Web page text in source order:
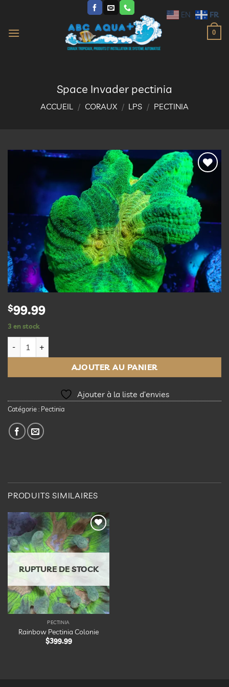
contenu
0
Space Invader pectinia
ACCUEIL / CORAUX / LPS / PECTINIA
à la
liste
d’envies
$99.99
3 en stock
AJOUTER AU PANIER
Ajouter à la liste d’envies
Catégorie : Pectinia
PRODUITS SIMILAIRES
Ajouter
à la
liste
d’envies
RUPTURE DE STOCK
PECTINIA
Rainbow Pectinia Colonie
$399.99
EN FR